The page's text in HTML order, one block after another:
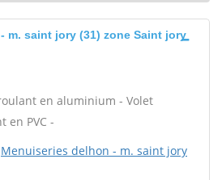
m. saint jory (31) zone Saint jory
en aluminium - Volet
en PVC -
Menuiseries delhon - m. saint jory